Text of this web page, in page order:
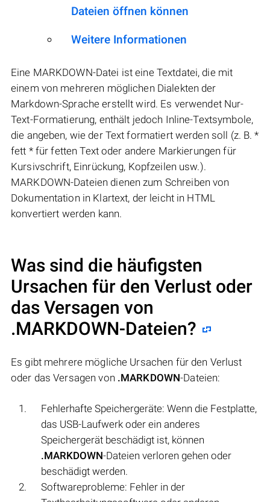
Dateien öffnen können
Weitere Informationen
Eine MARKDOWN-Datei ist eine Textdatei, die mit
einem von mehreren möglichen Dialekten der
Markdown-Sprache erstellt wird. Es verwendet Nur-
Text-Formatierung, enthält jedoch Inline-Textsymbole,
die angeben, wie der Text formatiert werden soll (z. B. *
fett * für fetten Text oder andere Markierungen für
Kursivschrift, Einrückung, Kopfzeilen usw.).
MARKDOWN-Dateien dienen zum Schreiben von
Dokumentation in Klartext, der leicht in HTML
konvertiert werden kann.
Was sind die häufigsten
Ursachen für den Verlust oder
das Versagen von
.MARKDOWN-Dateien?
Es gibt mehrere mögliche Ursachen für den Verlust
oder das Versagen von .MARKDOWN-Dateien:
Fehlerhafte Speichergeräte: Wenn die Festplatte,
das USB-Laufwerk oder ein anderes
Speichergerät beschädigt ist, können
.MARKDOWN-Dateien verloren gehen oder
beschädigt werden.
Softwareprobleme: Fehler in der